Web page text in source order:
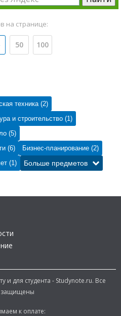
на странице:
50 100
техника (2)
и строительство (1)
(5)
(6)
Бизнес-планирование (2)
(1) Больше предметов
и для студента - Studynote.ru. Все
защищены
к оплате: